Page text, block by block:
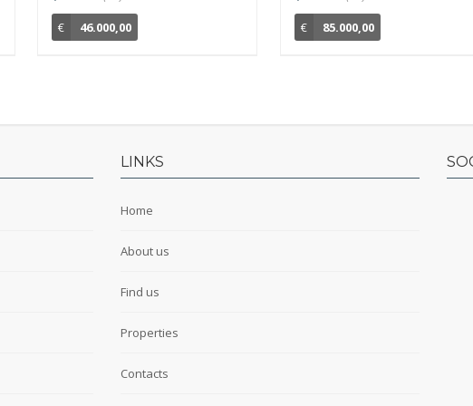
€
46.000,00
€
85.000,00
LINKS
Home
About us
Find us
Properties
Contacts